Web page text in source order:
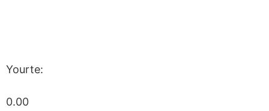
Yourte:
0.00